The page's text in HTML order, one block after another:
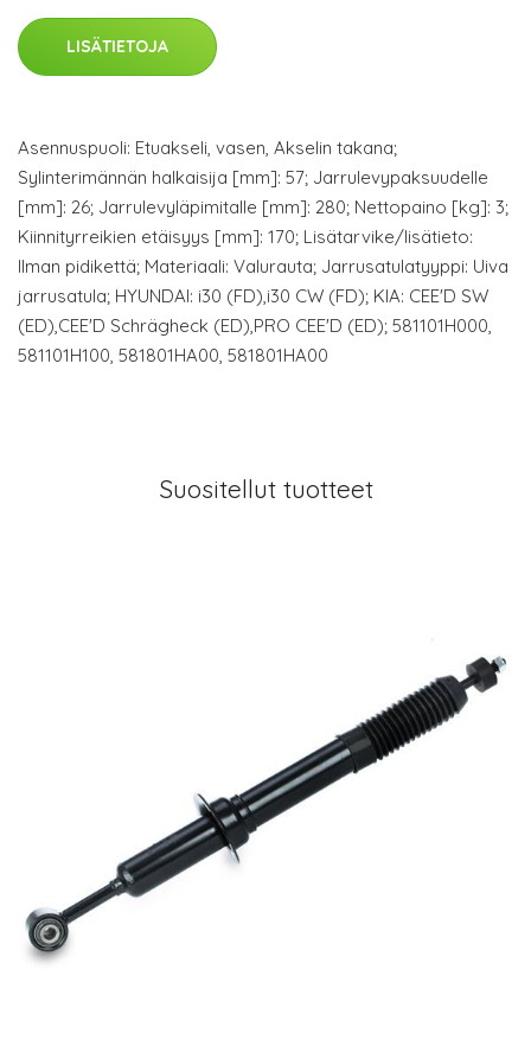
LISÄTIETOJA
Asennuspuoli: Etuakseli, vasen, Akselin takana;
Sylinterimännän halkaisija [mm]: 57; Jarrulevypaksuudelle
[mm]: 26; Jarrulevyläpimitalle [mm]: 280; Nettopaino [kg]: 3;
Kiinnityrreikien etäisyys [mm]: 170; Lisätarvike/lisätieto:
Ilman pidikettä; Materiaali: Valurauta; Jarrusatulatyyppi: Uiva
jarrusatula; HYUNDAI: i30 (FD),i30 CW (FD); KIA: CEE'D SW
(ED),CEE'D Schrägheck (ED),PRO CEE'D (ED); 581101H000,
581101H100, 581801HA00, 581801HA00
Suositellut tuotteet